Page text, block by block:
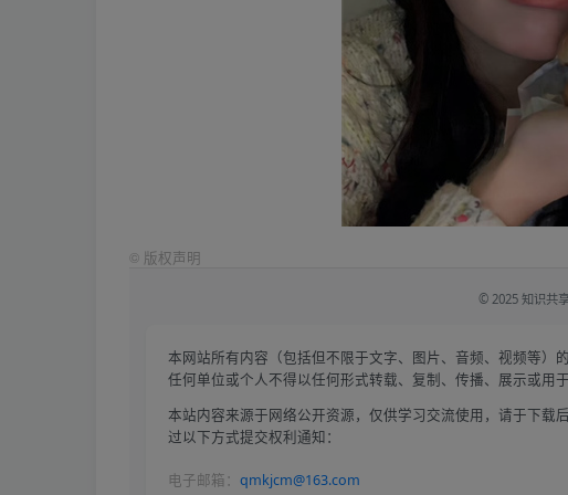
© 版权声明
© 2025 知识共
本网站所有内容（包括但不限于文字、图片、音频、视频等）
任何单位或个人不得以任何形式转载、复制、传播、展示或用于
本站内容来源于网络公开资源，仅供学习交流使用，请于下载
过以下方式提交权利通知：
电子邮箱： qmkjcm@163.com